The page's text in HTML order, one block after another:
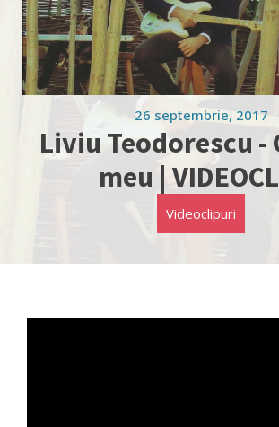
26 septembrie, 2017
Liviu Teodorescu -
meu |
Videoclipuri